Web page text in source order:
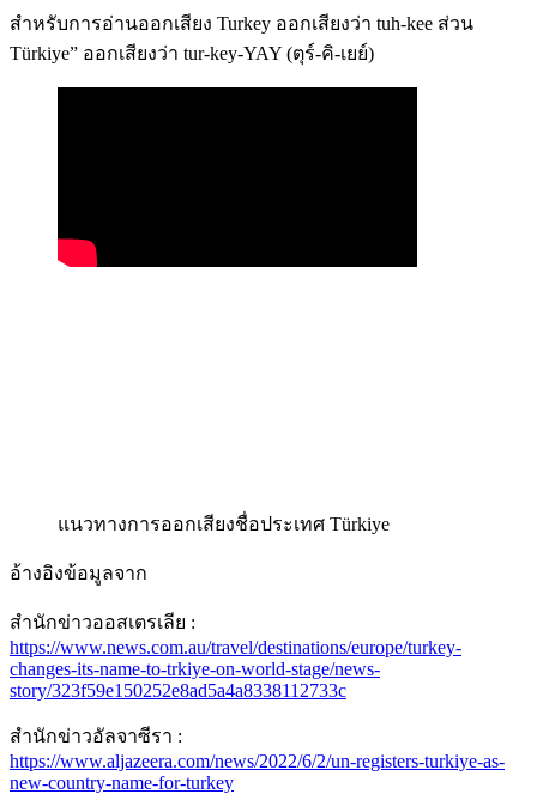
สำหรับการอ่านออกเสียง Turkey ออกเสียงว่า tuh-kee ส่วน
Türkiye” ออกเสียงว่า tur-key-YAY (ตุร์-คิ-เยย์)
แนวทางการออกเสียงชื่อประเทศ Türkiye
อ้างอิงข้อมูลจาก
สำนักข่าวออสเตรเลีย :
https://www.news.com.au/travel/destinations/europe/turkey-
changes-its-name-to-trkiye-on-world-stage/news-
story/323f59e150252e8ad5a4a8338112733c
สำนักข่าวอัลจาซีรา :
https://www.aljazeera.com/news/2022/6/2/un-registers-turkiye-as-
new-country-name-for-turkey